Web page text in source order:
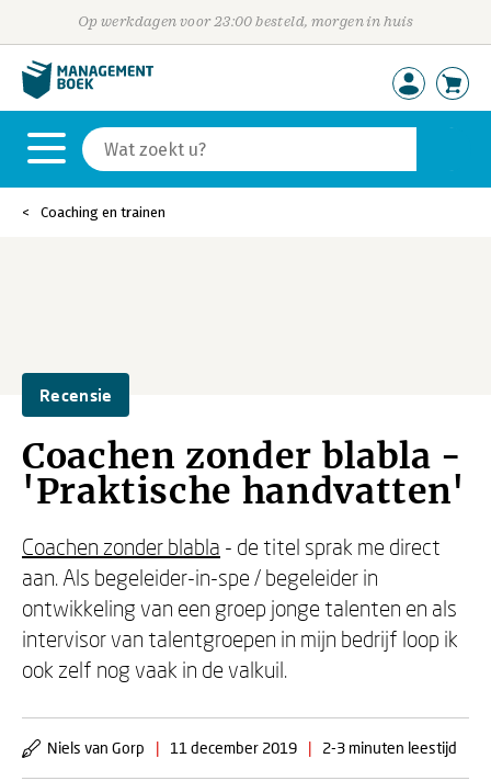
Op werkdagen voor 23:00 besteld, morgen in huis
Coaching en trainen
Recensie
Coachen zonder blabla -
'Praktische handvatten'
Coachen zonder blabla - de titel sprak me direct
aan. Als begeleider-in-spe / begeleider in
ontwikkeling van een groep jonge talenten en als
intervisor van talentgroepen in mijn bedrijf loop ik
ook zelf nog vaak in de valkuil.
Niels van Gorp | 11 december 2019 | 2-3 minuten leestijd